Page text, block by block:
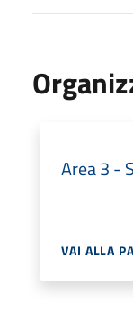
Area 3 -
VAI ALLA